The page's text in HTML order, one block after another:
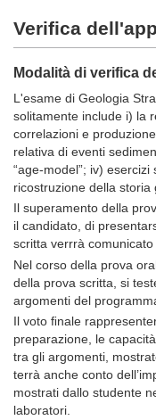
Verifica
Modalità di verifica
L'esame di Geologia
solitamente include i) la
correlazioni e
relativa di eventi
“age-model”; iv)
ricostruzione della storia
Il superamento della
il candidato, di
scritta verrrà
Nel corso della prova
della prova scritta, si
argomenti del
Il voto ﬁnale
preparazione, le
tra gli argomenti,
terrà anche conto
mostrati dallo studente
laboratori.